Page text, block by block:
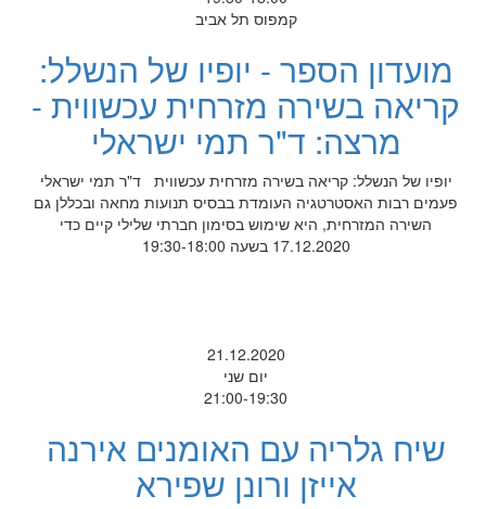
קמפוס תל אביב
מועדון הספר - יופיו של הנשלל:
קריאה בשירה מזרחית עכשווית -
מרצה: ד"ר תמי ישראלי
יופיו של הנשלל: קריאה בשירה מזרחית עכשווית ד"ר תמי ישראלי
פעמים רבות האסטרטגיה העומדת בבסיס תנועות מחאה ובכללן גם
השירה המזרחית, היא שימוש בסימון חברתי שלילי קיים כדי
17.12.2020 בשעה 19:30-18:00
21.12.2020
יום שני
21:00-19:30
שיח גלריה עם האומנים אירנה
אייזן ורונן שפירא